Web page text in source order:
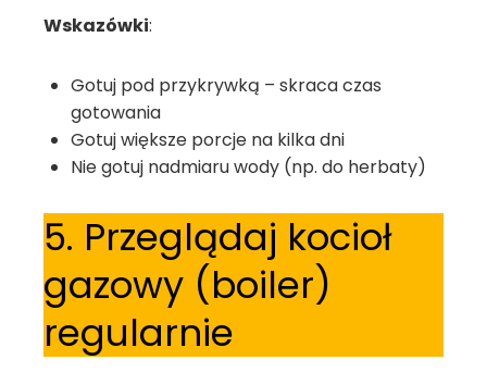
Wskazówki:
Gotuj pod przykrywką – skraca czas
gotowania
Gotuj większe porcje na kilka dni
Nie gotuj nadmiaru wody (np. do herbaty)
5. Przeglądaj kocioł
gazowy (boiler)
regularnie